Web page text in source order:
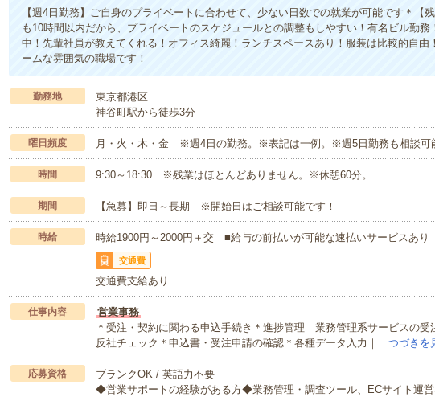
【週4日勤務】ご自身のプライベートに合わせて、少ない日数での就業が可能です＊【
も10時間以内だから、プライベートのスケジュールとの調整もしやすい！有名ビル勤務
中！先輩社員が教えてくれる！オフィス綺麗！ランチスペースあり！服装は比較的自由
ームな雰囲気の職場です！
勤務地
東京都港区
神谷町駅から徒歩3分
曜日頻度 月・火・木・金 ※週4日の勤務。※表記は一例。※週5日勤務も相談可
時間 9:30～18:30 ※残業はほとんどありません。※休憩60分。
期間 【急募】即日～長期 ※開始日はご相談可能です！
時給 時給1900円～2000円＋交 ■給与の前払いが可能な速払いサービスあり
交通費
交通費支給あり
仕事内容
営業事務
＊受注・契約に関わる申込手続き＊進捗管理｜業務管理系サービスの受
反社チェック＊申込書・受注申請の確認＊各種データ入力｜…つづきを
応募資格
ブランクOK / 英語力不要
◆営業サポートの経験がある方◆業務管理・調査ツール、ECサイト運